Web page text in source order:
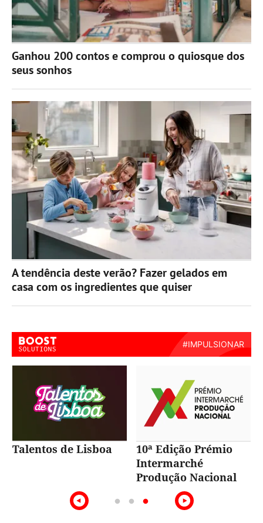
Ganhou 200 contos e comprou o quiosque dos
seus sonhos
A tendência deste verão? Fazer gelados em
casa com os ingredientes que quiser
Talentos de Lisboa
10ª Edição Prémio
Intermarché
Produção Nacional